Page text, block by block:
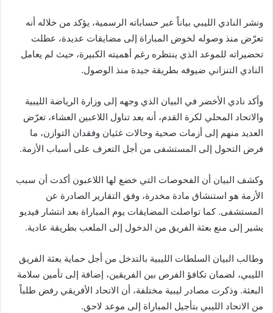
ونشر النادي الليبي بياناً عبر حساباته الرسمية، يؤكد من خلاله أنه
تعرّض منذ وصوله لخوض المباراة إلى مضايقات عديدة، عطلت
تحضيراته للموعد الذي ينتظره رغم أهميته الكبيرة، حيث لم يعامل
النادي التنزاني ضيوفه بطريقة جيدة منذ الوصول.
وأكد نادي الأخضر في البيان الذي وجهه إلى وزارة الرياضة الليبية
والاتحاد المحلي لكرة القدم، أنه بعد تناول اللاعبين العشاء، تعرّض
العديد منهم إلى أزمات صحية وحالات غثيان وفقدان التوازن، ما
فرض التحول إلى المستشفى من أجل التعرف على أسباب الأزمة.
وكشف البيان أن الفحوصات التي خضع لها اللاعبون أكدت أن سبب
الأزمة هو استنشاق مادة مخدرة، وفق التقارير الصادرة عن
المستشفى. كما تواصلت المضايقات يوم المباراة بعد انتشار فيديو
يشير إلى منع بعثة الفريق من الدخول إلى الملعب بطريقة عادية.
وطالب البيان السلطات الليبية بالتدخل من أجل حماية بعثة الفريق
الليبي، لضمان تكافؤ الفرص بين الفريقين، إضافة إلى تأمين سلامة
البعثة. وذكرت مصادر ليبية مختلفة، أن الاتحاد الأفريقي رفض طلباً
من الاتحاد الليبي بتأجيل المباراة إلى موعد لاحق.